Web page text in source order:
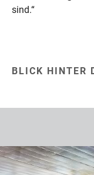
sind.“
BLICK HINTER